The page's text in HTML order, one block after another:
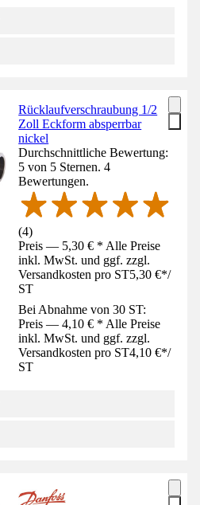
Rücklaufverschraubung 1/2
Zoll Eckform absperrbar
nickel
Durchschnittliche Bewertung:
5 von 5 Sternen. 4
Bewertungen.
(4)
Preis — 5,30 € * Alle Preise
inkl. MwSt. und ggf. zzgl.
Versandkosten pro ST5,30 €*/
ST
Bei Abnahme von 30 ST:
Preis — 4,10 € * Alle Preise
inkl. MwSt. und ggf. zzgl.
Versandkosten pro ST4,10 €*/
ST